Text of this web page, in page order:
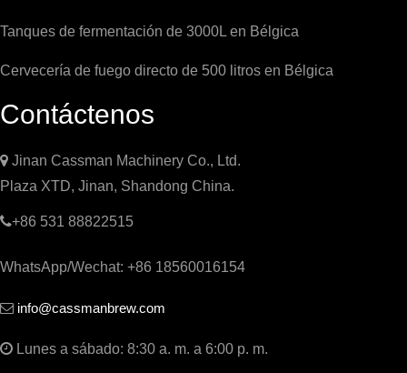
Tanques de fermentación de 3000L en Bélgica
Cervecería de fuego directo de 500 litros en Bélgica
Contáctenos
 Jinan Cassman Machinery Co., Ltd.
Plaza XTD, Jinan, Shandong China.
+86 531 88822515
WhatsApp/Wechat: +86 18560016154
 info@cassmanbrew.com
 Lunes a sábado: 8:30 a. m. a 6:00 p. m.